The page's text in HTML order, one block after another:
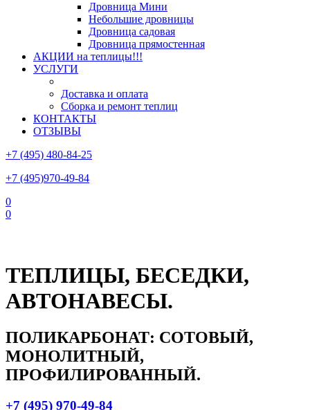
Дровница Мини
Небольшие дровницы
Дровница садовая
Дровница прямостенная
АКЦИИ на теплицы!!!
УСЛУГИ
Доставка и оплата
Сборка и ремонт теплиц
КОНТАКТЫ
ОТЗЫВЫ
+7 (495) 480-84-25
+7 (495)970-49-84
0
0
ТЕПЛИЦЫ, БЕСЕДКИ,
АВТОНАВЕСЫ.
ПОЛИКАРБОНАТ: СОТОВЫЙ,
МОНОЛИТНЫЙ,
ПРОФИЛИРОВАННЫЙ.
+7 (495) 970-49-84